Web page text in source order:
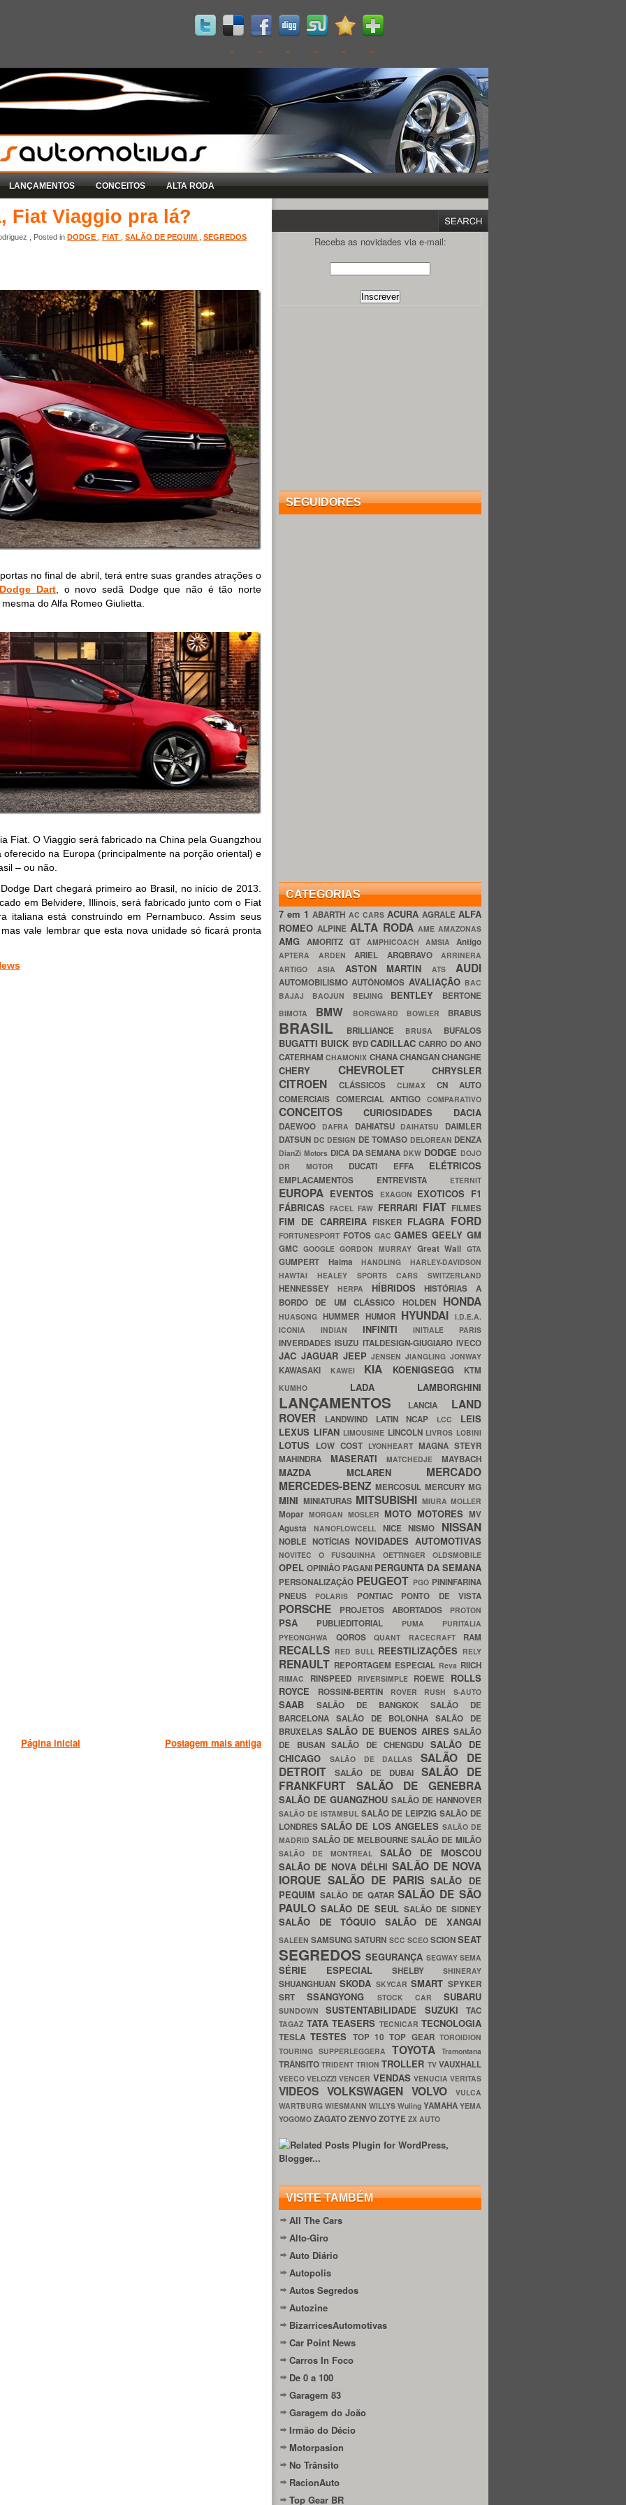
LANÇAMENTOS CONCEITOS ALTA RODA
Fiat Viaggio pra lá?
, Posted in DODGE FIAT SALÃO DE PEQUIM SEGREDOS
no final de abril, terá entre suas grandes atrações o
Dodge Dart, o novo sedã Dodge que não é tão norte
do Alfa Romeo Giulietta.
Fiat. O Viaggio será fabricado na China pela Guangzhou
na Europa (principalmente na porção oriental) e
– ou não.
Dart chegará primeiro ao Brasil, no início de 2013.
em Belvidere, Illinois, será fabricado junto com o Fiat
italiana está construindo em Pernambuco. Assim seus
vale lembrar que esta nova unidade só ficará pronta
Postagem mais antiga
Página inicial
Receba as novidades via e-mail:
SEGUIDORES
CATEGORIAS
7 em 1ABARTH AC CARS ACURA AGRALE ALFA
ROMEOALPINEALTA RODA AME AMAZONAS
AMG AMORITZ GT AMPHICOACH AMSIA Antigo
APTERA ARDEN ARIEL ARQBRAVO ARRINERA
ARTIGO ASIA ASTON MARTINATS AUDI
AUTOMOBILISMOAUTÔNOMOS AVALIAÇÃO BAC
BAJAJ BAOJUN BEIJING BENTLEY BERTONE
BIMOTA BMW BORGWARD BOWLER BRABUS
BRASIL BRILLIANCE BRUSA BUFALOS
BUGATTI BUICK BYDCADILLACCARRO DO ANO
CATERHAMCHAMONIX CHANACHANGANCHANGHE
CHERY CHEVROLET CHRYSLER
CITROEN CLÁSSICOS CLIMAX CN AUTO
COMERCIAIS COMERCIAL ANTIGOCOMPARATIVO
CONCEITOS CURIOSIDADES DACIA
DAEWOO DAFRA DAHIATSU DAIHATSU DAIMLER
DATSUN DC DESIGN DE TOMASO DELOREAN DENZA
DianZi Motors DICA DA SEMANA DKW DODGE DOJO
DR MOTOR DUCATI EFFA ELÉTRICOS
EMPLACAMENTOS ENTREVISTA ETERNIT
EUROPA EVENTOS EXAGON EXOTICOS F1
FÁBRICASFACELFAW FERRARI FIAT FILMES
FIM DE CARREIRA FISKER FLAGRA FORD
FORTUNESPORT FOTOS GACGAMESGEELYGM
GMC GOOGLEGORDON MURRAY Great WallGTA
GUMPERT HaimaHANDLINGHARLEY-DAVIDSON
HAWTAI HEALEY SPORTS CARS SWITZERLAND
HENNESSEY HERPA HÍBRIDOSHISTÓRIAS A
BORDO DE UM CLÁSSICO HOLDEN HONDA
HUASONGHUMMER HUMOR HYUNDAI I.D.E.A.
ICONIA INDIAN INFINITIINITIALE PARIS
INVERDADESISUZU ITALDESIGN-GIUGIAROIVECO
JAC JAGUAR JEEPJENSENJIANGLINGJONWAY
KAWASAKI KAWEI KIA KOENIGSEGG KTM
KUMHO LADA LAMBORGHINI
LANÇAMENTOS LANCIA LAND
ROVER
LANDWIND LATIN NCAP LCC LEIS
LEXUS LIFAN LIMOUSINE LINCOLN LIVROS LOBINI
LOTUS LOW COST LYONHEART MAGNA STEYR
MAHINDRA MASERATIMATCHEDJEMAYBACH
MAZDA MCLAREN MERCADO
MERCEDES-BENZMERCOSUL MERCURYMG
MINI MINIATURAS MITSUBISHI MIURA MOLLER
Mopar MORGAN MOSLER MOTO MOTORES MV
Agusta NANOFLOWCELL NICENISMO NISSAN
NOBLE NOTÍCIAS NOVIDADES AUTOMOTIVAS
NOVITEC O FUSQUINHA OETTINGER OLDSMOBILE
OPEL OPINIÃO PAGANI PERGUNTA DA SEMANA
PERSONALIZAÇÃO PEUGEOT PGO PININFARINA
PNEUS
POLARIS PONTIAC PONTO DE VISTA
PORSCHE PROJETOS ABORTADOS PROTON
PSA PUBLIEDITORIAL PUMA PURITALIA
PYEONGHWA QOROS QUANT RACECRAFT RAM
RECALLS RED BULL REESTILIZAÇÕES RELY
RENAULT REPORTAGEM ESPECIAL Reva RIICH
RIMAC RINSPEED RIVERSIMPLE ROEWE ROLLS
ROYCE
ROSSINI-BERTIN ROVER RUSH S-AUTO
SAAB SALÃO DE BANGKOKSALÃO DE
BARCELONA SALÃO DE BOLONHASALÃO DE
BRUXELAS SALÃO DE BUENOS AIRES SALÃO
DE BUSAN SALÃO DE CHENGDU SALÃO DE
CHICAGO
SALÃO DE DALLASSALÃO DE
DETROIT
SALÃO DE DUBAI SALÃO DE
FRANKFURT SALÃO DE GENEBRA
SALÃO DE GUANGZHOU SALÃO DE HANNOVER
SALÃO DE ISTAMBUL SALÃO DE LEIPZIGSALÃO DE
LONDRESSALÃO DE LOS ANGELES SALÃO DE
MADRID SALÃO DE MELBOURNESALÃO DE MILÃO
SALÃO DE MONTREAL SALÃO DE MOSCOU
SALÃO DE NOVA DÉLHI SALÃO DE NOVA
IORQUE SALÃO DE PARISSALÃO DE
PEQUIM SALÃO DE QATARSALÃO DE SÃO
PAULO SALÃO DE SEUL SALÃO DE SIDNEY
SALÃO DE TÓQUIO SALÃO DE XANGAI
SALEENSAMSUNGSATURN SCC SCEO SCIONSEAT
SEGREDOSSEGURANÇA SEGWAYSEMA
SÉRIE ESPECIAL SHELBY SHINERAY
SHUANGHUAN SKODA SKYCARSMART SPYKER
SRTSSANGYONG STOCK CAR SUBARU
SUNDOWNSUSTENTABILIDADE SUZUKITAC
TAGAZ TATA TEASERS TECNICAR TECNOLOGIA
TESLATESTES TOP 10TOP GEARTOROIDION
TOURING SUPPERLEGGERA TOYOTATramontana
TRÂNSITOTRIDENT TRIONTROLLER TVVAUXHALL
VEECOVELOZZIVENCER VENDAS VENUCIAVERITAS
VIDEOS VOLKSWAGEN VOLVO
VULCA
WARTBURG WIESMANN WILLYS Wuling YAMAHA YEMA
YOGOMO ZAGATOZENVOZOTYE ZX AUTO
VISITE TAMBÉM
All The Cars
Alto-Giro
Auto Diário
Autopolis
Autos Segredos
Autozine
BizarricesAutomotivas
Car Point News
Carros In Foco
De 0 a 100
Garagem 83
Garagem do João
Irmão do Décio
Motorpasion
No Trânsito
RacionAuto
Top Gear BR